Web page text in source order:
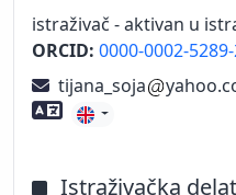
istraživač - aktivan u
ORCID: 0000-0002-
tijana_soja
Znanje stranih jezika
Istraživačka